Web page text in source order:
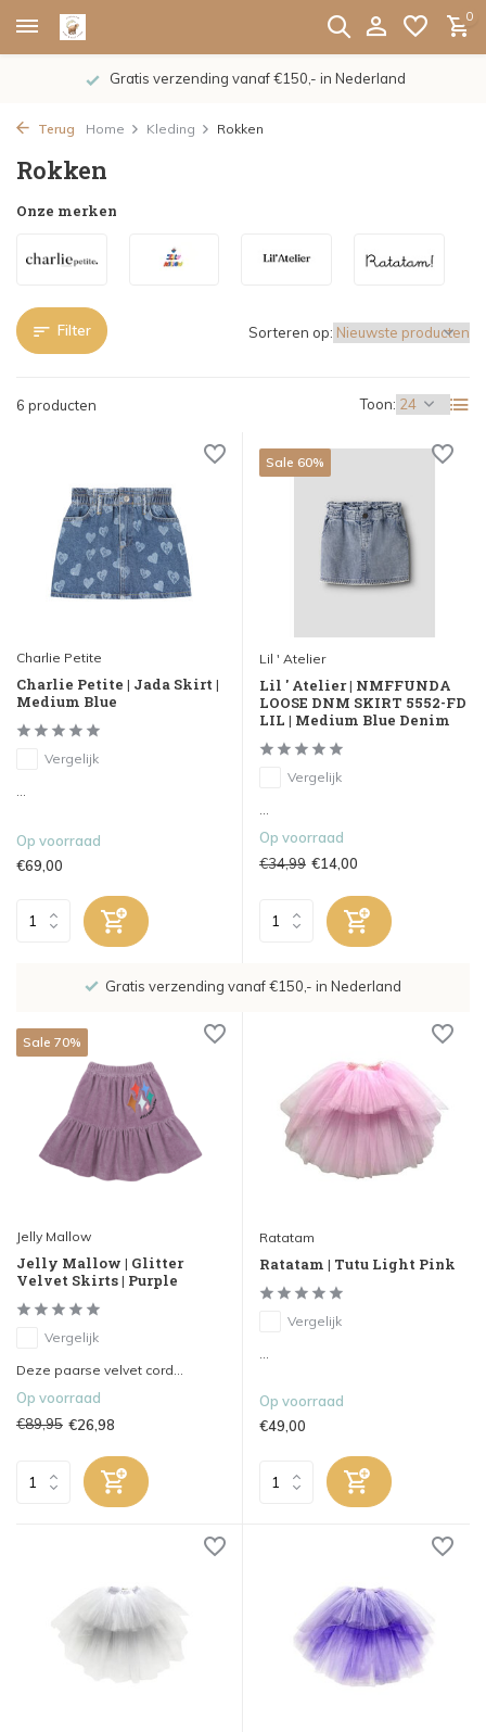
0
Gratis verzending vanaf €150,- in Nederland
Terug Home Kleding Rokken
Rokken
Onze merken
Filter
6 producten Toon:
Sorteren op:
Charlie Petite
Charlie Petite | Jada Skirt |
Medium Blue
Vergelijk
Op voorraad
€69,00
Sale 60%
Lil ' Atelier
Lil ' Atelier | NMFFUNDA
LOOSE DNM SKIRT 5552-FD
LIL | Medium Blue Denim
Vergelijk
Op voorraad
€34,99 €14,00
Gratis verzending vanaf €150,- in Nederland
Sale 70%
Jelly Mallow
Jelly Mallow | Glitter
Velvet Skirts | Purple
Vergelijk
Deze paarse velvet cord...
Op voorraad
€89,95 €26,98
Ratatam
Ratatam | Tutu Light Pink
Vergelijk
...
Op voorraad
€49,00